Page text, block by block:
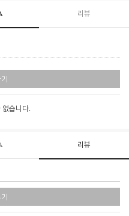
리뷰
습니다.
리뷰